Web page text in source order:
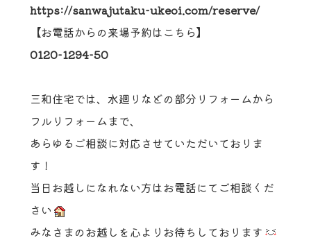
https://sanwajutaku-ukeoi.com/reserve/
【お電話からの来場予約はこちら】
0120-1294-50
三和住宅では、水廻りなどの部分リフォームから
フルリフォームまで、
あらゆるご相談に対応させていただいておりま
す！
当日お越しになれない方はお電話にてご相談くだ
さい
みなさまのお越しを心よりお待ちしております